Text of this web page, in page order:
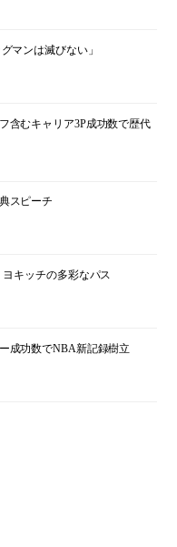
マンは滅びない」
含むキャリア3P成功数で歴代
スピーチ
キッチの多彩なパス
成功数でNBA新記録樹立